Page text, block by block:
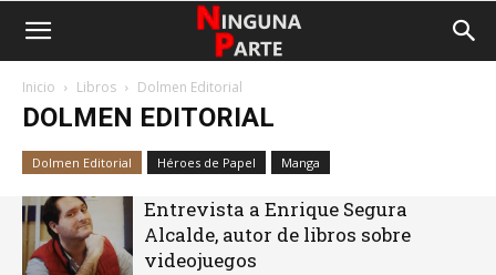
Inicio Libros Dolmen Editorial
DOLMEN EDITORIAL
Dolmen Editorial Héroes de Papel Manga
Entrevista a Enrique Segura
Alcalde, autor de libros sobre
videojuegos